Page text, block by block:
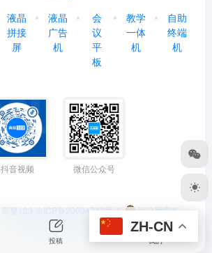
液晶
拼接
屏
液晶
广告
机
会
议
平
板
教学
一体
机
自助
终端
机
抖音视频 微信公众号
商显123 渝ICP备20004742号-1
渝公网安备
50022602000368号
ZH-CN
投稿 我的